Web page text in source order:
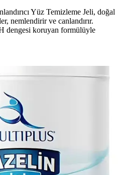
Yüz Temizleme Jeli, doğal
nemlendirir ve canlandırır.
dengesi koruyan formülüyle